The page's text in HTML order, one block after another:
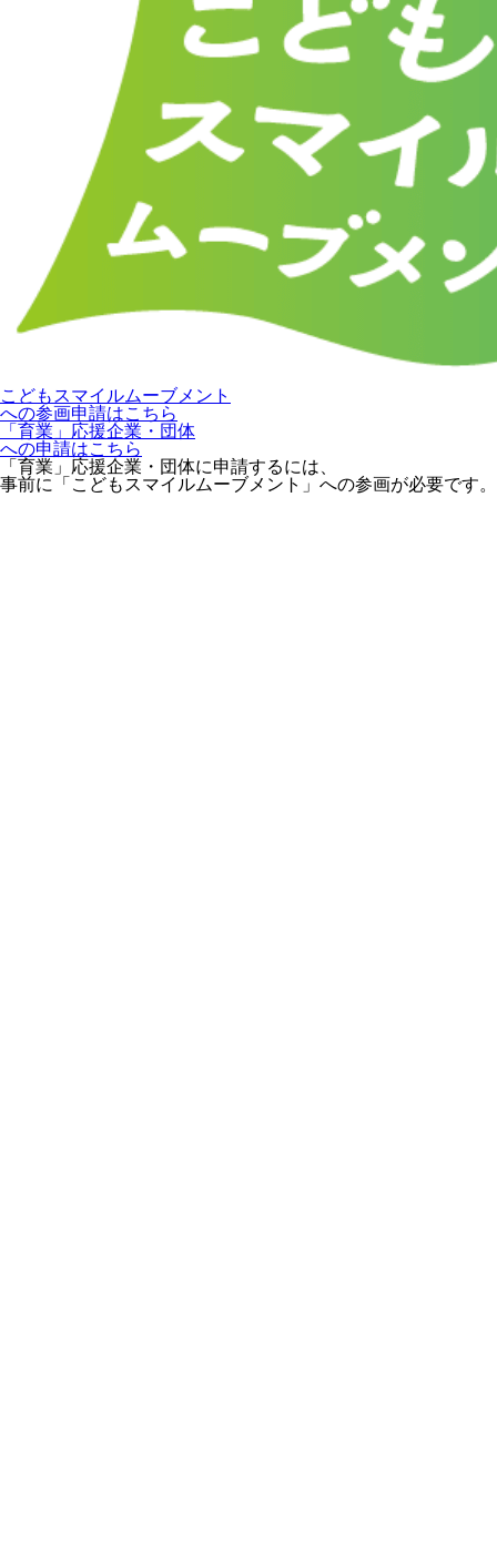
こどもスマイルムーブメント
への参画申請はこちら
「育業」応援企業・団体
への申請はこちら
「育業」応援企業・団体に申請するには、
事前に「こどもスマイルムーブメント」への参画が必要です。